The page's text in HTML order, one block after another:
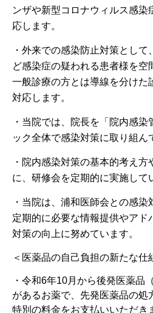
ンザや新型コロナウィルス感染
応します。
・外来での感染防止対策とし
ど感染症の疑われる患者様を空
一般診療の方とは導線を分けた
対応します。
・当院では、院長を「院内感
ック全体で感染対策に取り組ん
・院内感染対策の基本的考え
に、研修会を定期的に実施して
・当院は、浦和医師会との感染
定期的に必要な情報提供やアド
対策の向上に努めています。
＜医薬品の自己負担の新たな仕
・令和6年10月から後発医薬品
があるお薬で、先発医薬品の処
特別の料金をお支払いいただき